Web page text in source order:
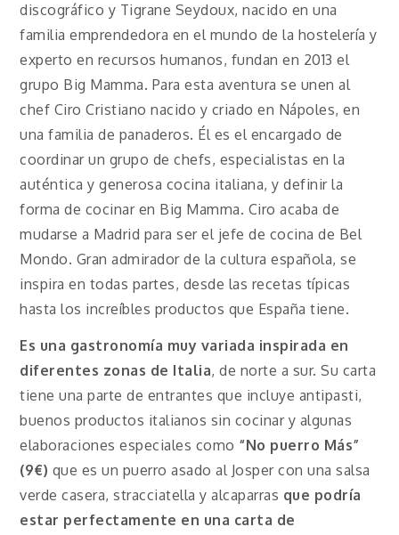
discográfico y Tigrane Seydoux, nacido en una
familia emprendedora en el mundo de la hostelería y
experto en recursos humanos, fundan en 2013 el
grupo Big Mamma. Para esta aventura se unen al
chef Ciro Cristiano nacido y criado en Nápoles, en
una familia de panaderos. Él es el encargado de
coordinar un grupo de chefs, especialistas en la
auténtica y generosa cocina italiana, y definir la
forma de cocinar en Big Mamma. Ciro acaba de
mudarse a Madrid para ser el jefe de cocina de Bel
Mondo. Gran admirador de la cultura española, se
inspira en todas partes, desde las recetas típicas
hasta los increíbles productos que España tiene.
Es una gastronomía muy variada inspirada en
diferentes zonas de Italia, de norte a sur. Su carta
tiene una parte de entrantes que incluye antipasti,
buenos productos italianos sin cocinar y algunas
elaboraciones especiales como “No puerro Más”
(9€) que es un puerro asado al Josper con una salsa
verde casera, stracciatella y alcaparras que podría
estar perfectamente en una carta de